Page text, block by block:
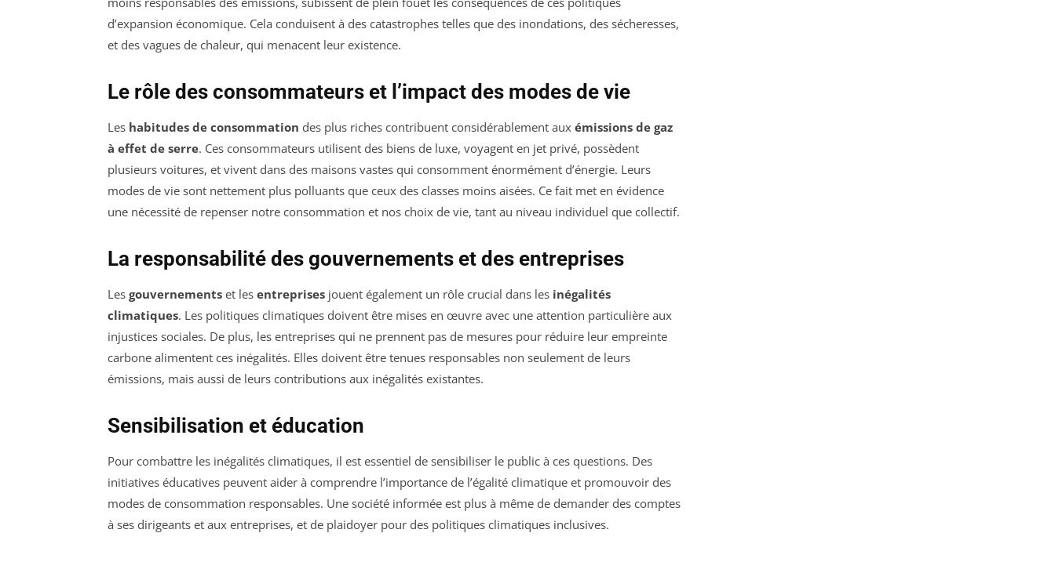
d’expansion économique. Cela conduisent à des catastrophes telles que des inondations, des sécheresses,
et des vagues de chaleur, qui menacent leur existence.
Le rôle des consommateurs et l’impact des modes de vie
Les habitudes de consommation des plus riches contribuent considérablement aux émissions de gaz
à effet de serre. Ces consommateurs utilisent des biens de luxe, voyagent en jet privé, possèdent
plusieurs voitures, et vivent dans des maisons vastes qui consomment énormément d’énergie. Leurs
modes de vie sont nettement plus polluants que ceux des classes moins aisées. Ce fait met en évidence
une nécessité de repenser notre consommation et nos choix de vie, tant au niveau individuel que collectif.
La responsabilité des gouvernements et des entreprises
Les gouvernements et les entreprises jouent également un rôle crucial dans les inégalités
climatiques. Les politiques climatiques doivent être mises en œuvre avec une attention particulière aux
injustices sociales. De plus, les entreprises qui ne prennent pas de mesures pour réduire leur empreinte
carbone alimentent ces inégalités. Elles doivent être tenues responsables non seulement de leurs
émissions, mais aussi de leurs contributions aux inégalités existantes.
Sensibilisation et éducation
Pour combattre les inégalités climatiques, il est essentiel de sensibiliser le public à ces questions. Des
initiatives éducatives peuvent aider à comprendre l’importance de l’égalité climatique et promouvoir des
modes de consommation responsables. Une société informée est plus à même de demander des comptes
à ses dirigeants et aux entreprises, et de plaidoyer pour des politiques climatiques inclusives.